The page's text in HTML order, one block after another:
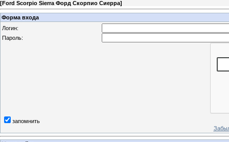
[Ford Scorpio Sierra Форд Скорпио Сиерра]
Форма входа
Логин:
Пароль:
запомнить